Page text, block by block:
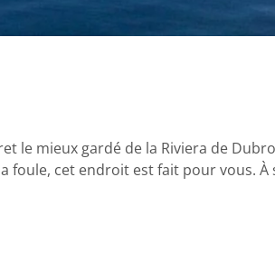
le mieux gardé de la Riviera de
foule, cet endroit est fait pour vous. À